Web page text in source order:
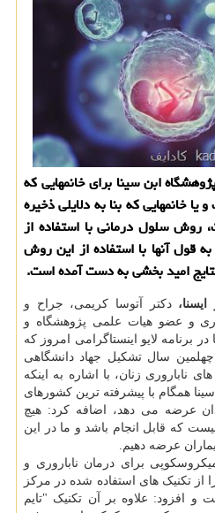
ابن سینا برای خانمهایی كه
از ۴۵ سال است و یا خانمهایی كه بنا به دلایلی ذخیره
روش سلول درمانی با استفاده از
قول آنها با استفاده از این روش
امید بخشی به دست آمده است.
دکتر آتوسا کریمی، جراح و
و عضو هیات علمی پژوهشگاه و
برنامه لایو اینستاگرامی امروز که
سال تشکیل جهاد دانشگاهی
ناباروری زنان، با اشاره به اینکه
همگام با پیشرفته ترین کشورهای
عرضه می دهد، اضافه کرد: هیچ
که قابل انجام باشد و ما در این
عرضه دهیم.
برای درمان ناباروری و
از تکنیک های استفاده شده در مرکز
و افزود: علاوه بر آن تکنیک "تایم